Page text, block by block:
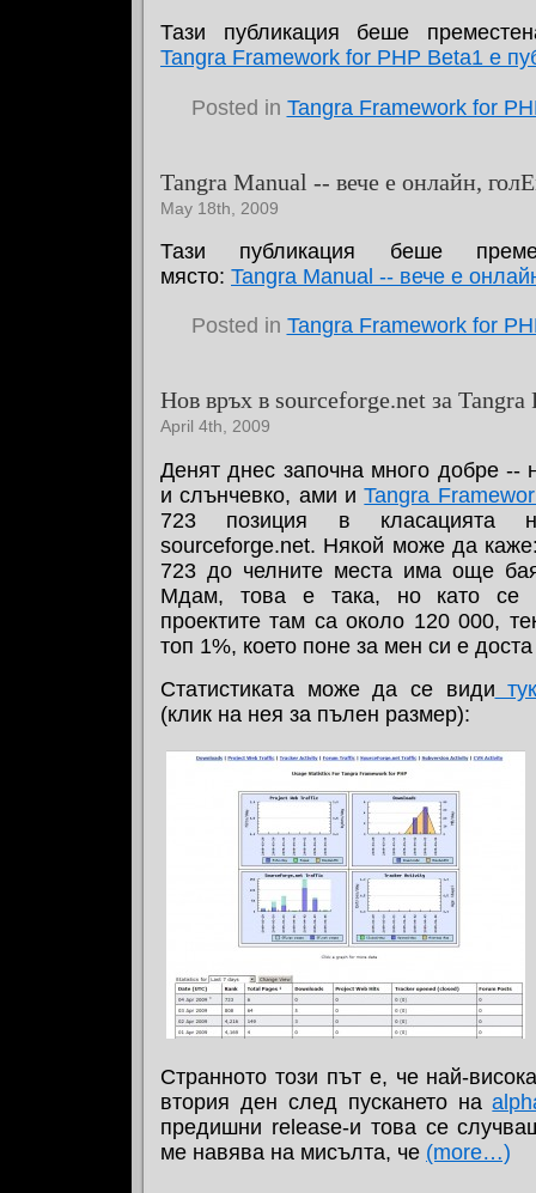
Тази публикация беше
Tangra Framework for PHP Beta1 е
Posted in Tangra Framework for
Tangra Manual -- вече е онлайн,
May 18th, 2009
Тази публикация беше
място: Tangra Manual -- вече е
Posted in Tangra Framework for
Нов връх в sourceforge.net за Tangra
April 4th, 2009
Денят днес започна много добре --
и слънчевко, ами иTangra
723 позиция в класацията
sourceforge.net. Някой може да
723 до челните места има още
Мдам, това е така, но като се
проектите там са около 120 000,
топ 1%, което поне за мен си е
Статистиката може да се види
(клик на нея за пълен размер):
Странното този път е, че най-
втория ден след пускането на
предишни release-и това се
ме навява на мисълта, че (more…)